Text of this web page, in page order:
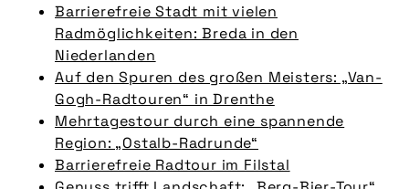
Barrierefreie Stadt mit vielen
Radmöglichkeiten: Breda in den
Niederlanden
Auf den Spuren des großen Meisters: „Van-
Gogh-Radtouren“ in Drenthe
Mehrtagestour durch eine spannende
Region: „Ostalb-Radrunde“
Barrierefreie Radtour im Filstal